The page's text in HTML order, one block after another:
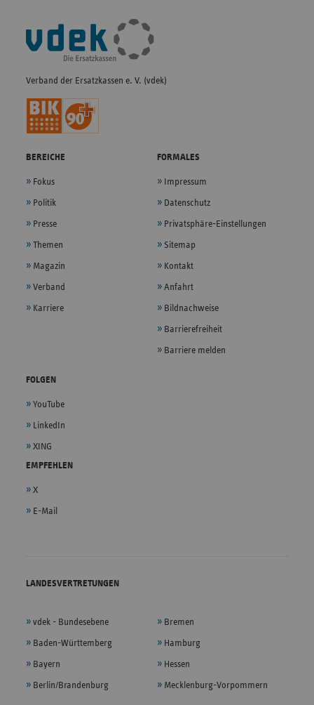
Fußleisten-
Navigation
Verband der Ersatzkassen e. V. (vdek)
BEREICHE
Fokus
Politik
Presse
Themen
Magazin
Verband
Karriere
FORMALES
Impressum
Datenschutz
Privatsphäre-Einstellungen
Sitemap
Kontakt
Anfahrt
Bildnachweise
Barrierefreiheit
Barriere melden
FOLGEN
YouTube
LinkedIn
XING
EMPFEHLEN
X
E-Mail
LANDESVERTRETUNGEN
vdek - Bundesebene
Baden-Württemberg
Bayern
Berlin/Brandenburg
Bremen
Hamburg
Hessen
Mecklenburg-Vorpommern